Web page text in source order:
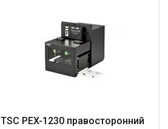
TSC PEX-1230 правосторонний